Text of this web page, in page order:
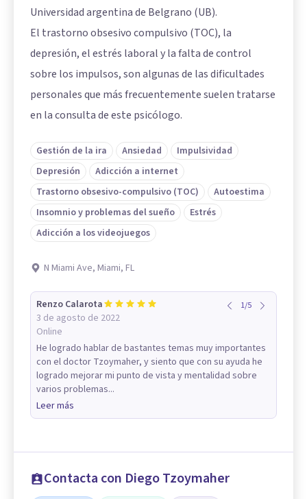
Universidad argentina de Belgrano (UB).
El trastorno obsesivo compulsivo (TOC), la
depresión, el estrés laboral y la falta de control
sobre los impulsos, son algunas de las dificultades
personales que más frecuentemente suelen tratarse
en la consulta de este psicólogo.
Gestión de la ira Ansiedad
Impulsividad
Depresión
Adicción a internet
Trastorno obsesivo-compulsivo (TOC)
Autoestima
Insomnio y problemas del sueño
Estrés
Adicción a los videojuegos
N Miami Ave, Miami, FL
Renzo Calarota
3 de agosto de 2022
Online
1/5
He logrado hablar de bastantes temas muy importantes
con el doctor Tzoymaher, y siento que con su ayuda he
logrado mejorar mi punto de vista y mentalidad sobre
varios problemas...
Leer más
Contacta con Diego Tzoymaher